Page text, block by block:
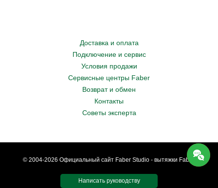
Доставка и оплата
Подключение и сервис
Условия продажи
Сервисные центры Faber
Возврат и обмен
Контакты
Советы эксперта
© 2004-2026 Официальный сайт Faber Studio - вытяжки Faber.
Написать руководству